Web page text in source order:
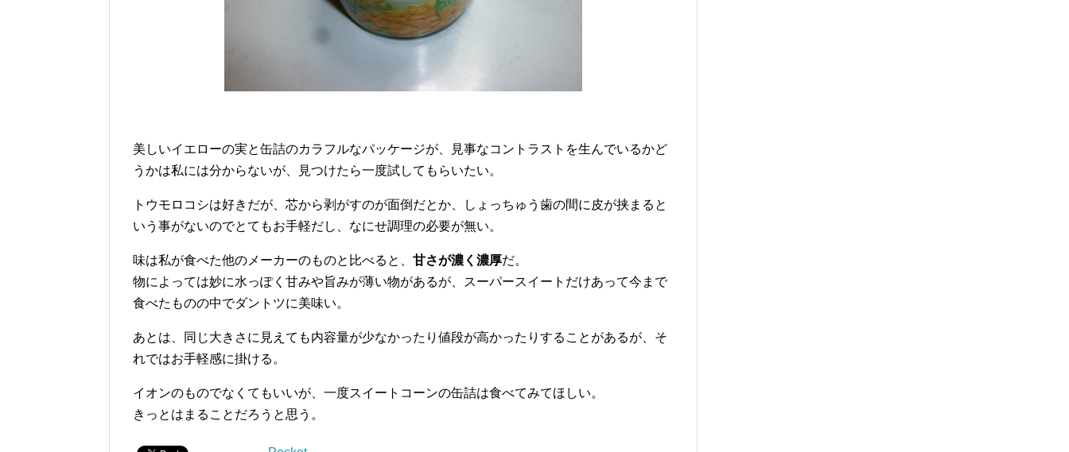
美しいイエローの実と缶詰のカラフルなパッケージが、見事なコントラストを生んでいるかど
うかは私には分からないが、見つけたら一度試してもらいたい。
トウモロコシは好きだが、芯から剥がすのが面倒だとか、しょっちゅう歯の間に皮が挟まると
いう事がないのでとてもお手軽だし、なにせ調理の必要が無い。
味は私が食べた他のメーカーのものと比べると、 甘さが濃く濃厚だ。
物によっては妙に水っぽく甘みや旨みが薄い物があるが、スーパースイートだけあって今まで
食べたものの中でダントツに美味い。
あとは、同じ大きさに見えても内容量が少なかったり値段が高かったりすることがあるが、そ
れではお手軽感に掛ける。
イオンのものでなくてもいいが、一度スイートコーンの缶詰は食べてみてほしい。
きっとはまることだろうと思う。